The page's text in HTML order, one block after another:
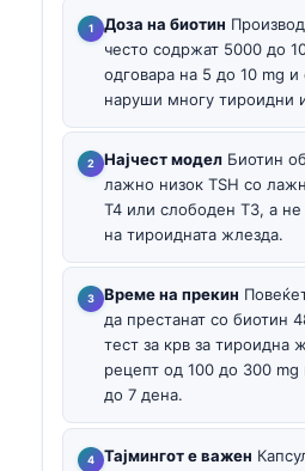
Доза на биотин
често содржат 5000 до
одговара на 5 до 10 mg
наруши многу тироидни
Најчест модел Биотин
лажно низок TSH со
T4 или слободен T3, а не
на тироидната жлезда.
Време на прекин
да престанат со биотин
тест за крв за тироидна
рецепт од 100 до 300
до 7 дена.
Тајмингот е важен